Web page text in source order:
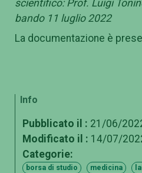
scientifico: Prof. Luigi
bando 11 luglio 2022
La documentazione è
Info
Pubblicato il : 21/06/
Modificato il : 14/07/
Categorie:
borsa di studio medicina